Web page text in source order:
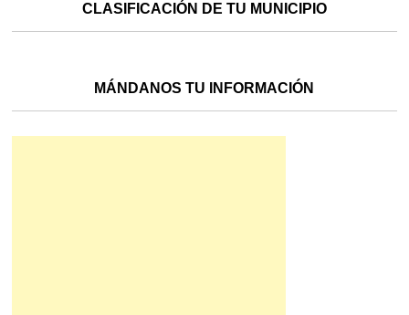
CLASIFICACIÓN DE TU MUNICIPIO
MÁNDANOS TU INFORMACIÓN